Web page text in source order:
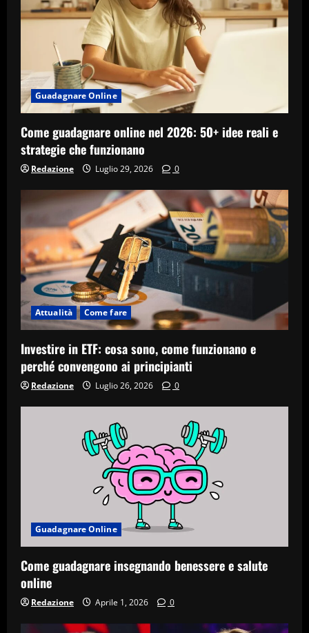
Guadagnare Online
Come guadagnare online nel 2026: 50+ idee reali e
strategie che funzionano
Redazione Luglio 29, 2026 0
Attualità Come fare
Investire in ETF: cosa sono, come funzionano e
perché convengono ai principianti
Redazione Luglio 26, 2026 0
Guadagnare Online
Come guadagnare insegnando benessere e salute
online
Redazione Aprile 1, 2026 0